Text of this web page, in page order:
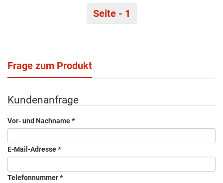
Seite - 1
Frage zum Produkt
Kundenanfrage
Vor- und Nachname*
E-Mail-Adresse*
Telefonnummer*